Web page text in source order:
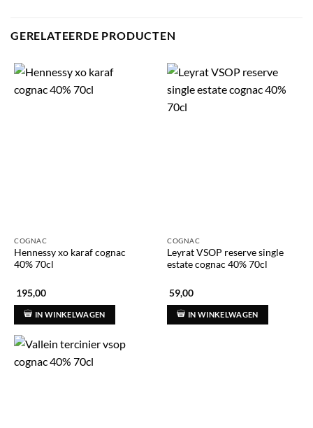
GERELATEERDE PRODUCTEN
COGNAC
Hennessy xo karaf cognac
40% 70cl
195,00
IN WINKELWAGEN
COGNAC
Leyrat VSOP reserve single
estate cognac 40% 70cl
59,00
IN WINKELWAGEN